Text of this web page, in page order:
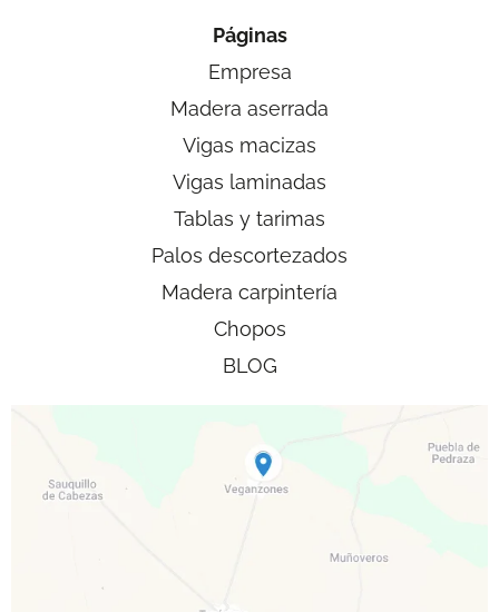
Páginas
Empresa
Madera aserrada
Vigas macizas
Vigas laminadas
Tablas y tarimas
Palos descortezados
Madera carpintería
Chopos
BLOG